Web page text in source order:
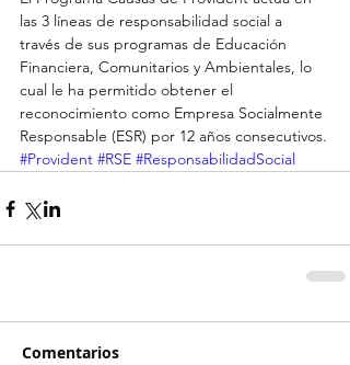
las 3 líneas de responsabilidad social a
través de sus programas de Educación
Financiera, Comunitarios y Ambientales, lo
cual le ha permitido obtener el
reconocimiento como Empresa Socialmente
Responsable (ESR) por 12 años consecutivos.
#Provident #RSE #ResponsabilidadSocial
Comentarios